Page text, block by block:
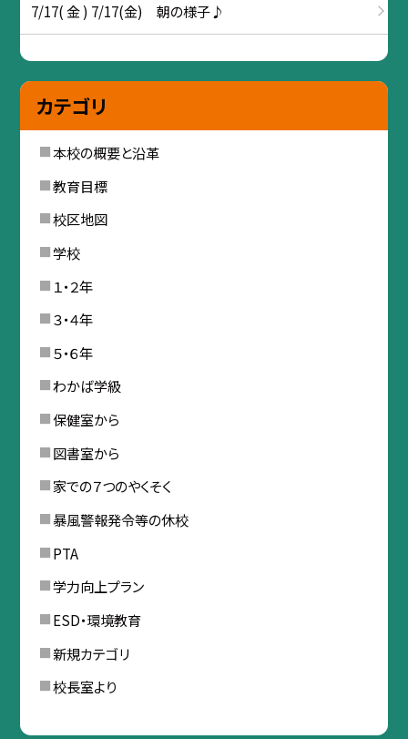
7/17( 金 ) 7/17(金) 朝の様子♪
カテゴリ
本校の概要と沿革
教育目標
校区地図
学校
１・２年
３・４年
５・６年
わかば学級
保健室から
図書室から
家での７つのやくそく
暴風警報発令等の休校
PTA
学力向上プラン
ESD・環境教育
新規カテゴリ
校長室より